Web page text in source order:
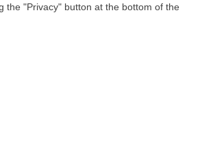
the "Privacy" button at the bottom of the
Sibari, dove la manifestazione ha fatto s…